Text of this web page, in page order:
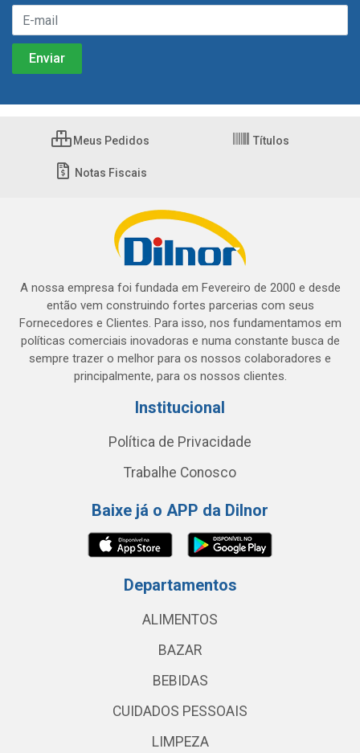
Meus Pedidos Títulos
Notas Fiscais
A nossa empresa foi fundada em Fevereiro de 2000 e desde
então vem construindo fortes parcerias com seus
Fornecedores e Clientes. Para isso, nos fundamentamos em
políticas comerciais inovadoras e numa constante busca de
sempre trazer o melhor para os nossos colaboradores e
principalmente, para os nossos clientes.
Institucional
Política de Privacidade
Trabalhe Conosco
Baixe já o APP da Dilnor
Departamentos
ALIMENTOS
BAZAR
BEBIDAS
CUIDADOS PESSOAIS
LIMPEZA